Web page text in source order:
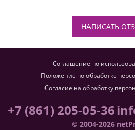
НАПИСАТЬ
Соглашение по
Положение по обработке
Согласие на обработку
+7 (861) 205-05-36
© 2004-2026